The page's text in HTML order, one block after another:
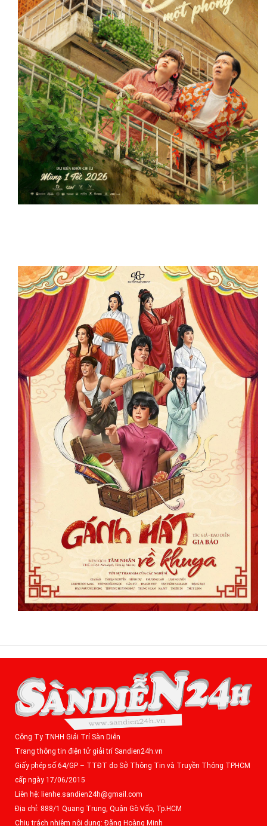
Công Ty TNHH Giải Trí Sàn Diễn
Trang thông tin điện tử giải trí Sandien24h.vn
Giấy phép số 64/GP – TTĐT do Sở Thông Tin và Truyền Thông TPHCM
cấp ngày 17/06/2015
Liên hệ: lienhe.sandien24h@gmail.com
Địa chỉ: 888/1 Quang Trung, Quận Gò Vấp, Tp.HCM
Chịu trách nhiệm nội dung: Đặng Hoàng Minh